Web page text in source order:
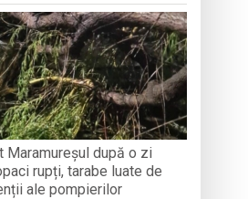
Maramureșul după o zi
rupți, tarabe luate de
ale pompierilor